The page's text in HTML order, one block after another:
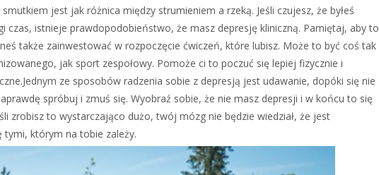
jest jak różnica między strumieniem a rzeką. Jeśli czujesz, że byłeś
czas, istnieje prawdopodobieństwo, że masz depresję kliniczną. Pamiętaj, aby to
także zainwestować w rozpoczęcie ćwiczeń, które lubisz. Może to być coś tak
jak sport zespołowy. Pomoże ci to poczuć się lepiej fizycznie i
ze sposobów radzenia sobie z depresją jest udawanie, dopóki się nie
spróbuj i zmuś się. Wyobraź sobie, że nie masz depresji i w końcu to się
zrobisz to wystarczająco dużo, twój mózg nie będzie wiedział, że jest
tymi, którym na tobie zależy.